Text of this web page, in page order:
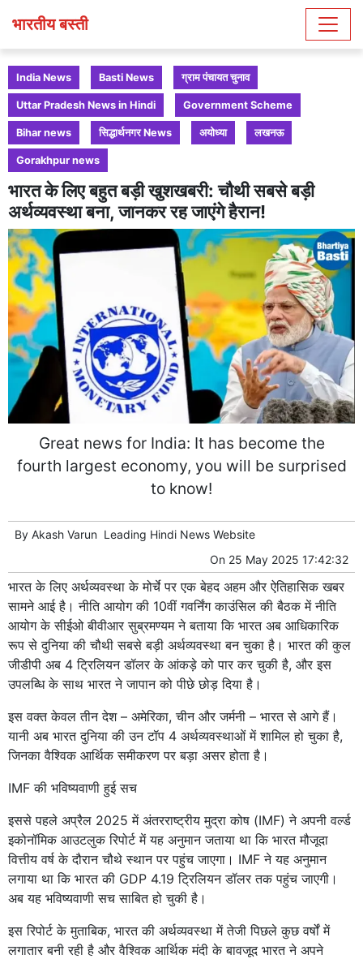
भारतीय बस्ती
India News Basti News ग्राम पंचायत चुनाव
Uttar Pradesh News in Hindi Government Scheme
Bihar news सिद्धार्थनगर News अयोध्या लखनऊ
Gorakhpur news
भारत के लिए बहुत बड़ी खुशखबरी: चौथी सबसे बड़ी
अर्थव्यवस्था बना, जानकर रह जाएंगे हैरान!
Great news for India: It has become the
fourth largest economy, you will be surprised
to know!
By Akash Varun Leading Hindi News Website
On 25 May 2025 17:42:32
भारत के लिए अर्थव्यवस्था के मोर्चे पर एक बेहद अहम और ऐतिहासिक खबर
सामने आई है। नीति आयोग की 10वीं गवर्निंग काउंसिल की बैठक में नीति
आयोग के सीईओ बीवीआर सुब्रमण्यम ने बताया कि भारत अब आधिकारिक
रूप से दुनिया की चौथी सबसे बड़ी अर्थव्यवस्था बन चुका है। भारत की कुल
जीडीपी अब 4 ट्रिलियन डॉलर के आंकड़े को पार कर चुकी है, और इस
उपलब्धि के साथ भारत ने जापान को पीछे छोड़ दिया है।
इस वक्त केवल तीन देश – अमेरिका, चीन और जर्मनी – भारत से आगे हैं।
यानी अब भारत दुनिया की उन टॉप 4 अर्थव्यवस्थाओं में शामिल हो चुका है,
जिनका वैश्विक आर्थिक समीकरण पर बड़ा असर होता है।
IMF की भविष्यवाणी हुई सच
इससे पहले अप्रैल 2025 में अंतरराष्ट्रीय मुद्रा कोष (IMF) ने अपनी वर्ल्ड
इकोनॉमिक आउटलुक रिपोर्ट में यह अनुमान जताया था कि भारत मौजूदा
वित्तीय वर्ष के दौरान चौथे स्थान पर पहुंच जाएगा। IMF ने यह अनुमान
लगाया था कि भारत की GDP 4.19 ट्रिलियन डॉलर तक पहुंच जाएगी।
अब यह भविष्यवाणी सच साबित हो चुकी है।
इस रिपोर्ट के मुताबिक, भारत की अर्थव्यवस्था में तेजी पिछले कुछ वर्षों में
लगातार बनी रही है और वैश्विक आर्थिक मंदी के बावजूद भारत ने अपने